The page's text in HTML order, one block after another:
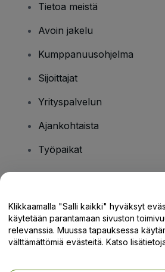
Tietoa meistä
Avoin jakelu
Kumppanuusohjelma
Sijoittajat
Yrityspalvelun
Ajankohtaista
Työpaikat
Tukikeskus / Ota meihin
Klikkaamalla "Salli kaikki" hyväksyt
käytetään parantamaan sivuston
relevanssia. Muussa tapauksessa
välttämättömiä evästeitä. Katso